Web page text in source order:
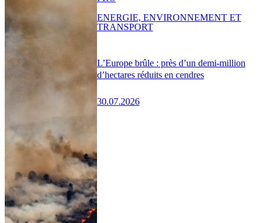
L’Europe brûle : près d’un demi-million
d’hectares réduits en cendres
30.07.2026
ENERGIE, ENVIRONNEMENT ET
TRANSPORT